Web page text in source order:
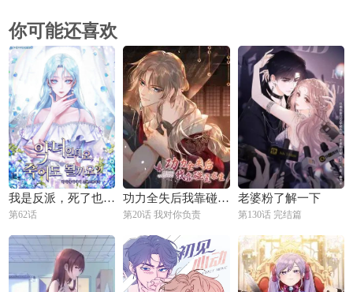
你可能还喜欢
我是反派，死了也没关系吗？
第62话
功力全失后我靠碰瓷求生
第20话 我对你负责
老婆粉了解一下
第130话 完结篇